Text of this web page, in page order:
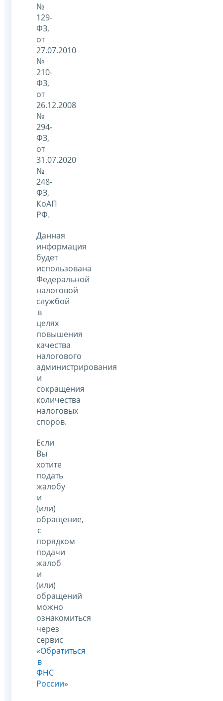
№
129-
ФЗ,
от
27.07.2010
№
210-
ФЗ,
от
26.12.2008
№
294-
ФЗ,
от
31.07.2020
№
248-
ФЗ,
КоАП
РФ.
Данная
информация
будет
использована
Федеральной
налоговой
службой
в
целях
повышения
качества
налогового
администрирования
и
сокращения
количества
налоговых
споров.
Если
Вы
хотите
подать
жалобу
и
(или)
обращение,
с
порядком
подачи
жалоб
и
(или)
обращений
можно
ознакомиться
через
сервис
«Обратиться
в
ФНС
России»